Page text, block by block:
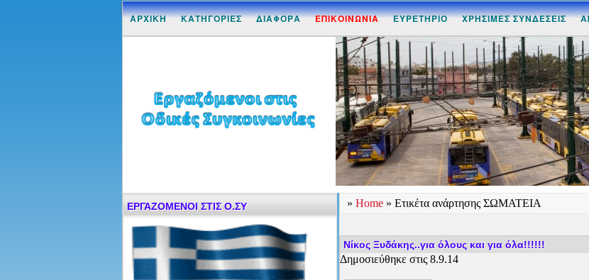
ΑΡΧΙΚΗ ΚΑΤΗΓΟΡΙΕΣ ΔΙΑΦΟΡΑ ΕΠΙΚΟΙΝΩΝΙΑ ΕΥΡΕΤΗΡΙΟ ΧΡΗΣΙΜΕΣ ΣΥΝΔΕΣΕΙΣ
» Home » Ετικέτα ανάρτησης ΣΩΜΑΤΕΙΑ
Νίκος Ξυδάκης..για όλους και για όλα!!!!!!
Δημοσιεύθηκε στις 8.9.14
ΕΡΓΑΖΟΜΕΝΟΙ ΣΤΙΣ Ο.ΣΥ